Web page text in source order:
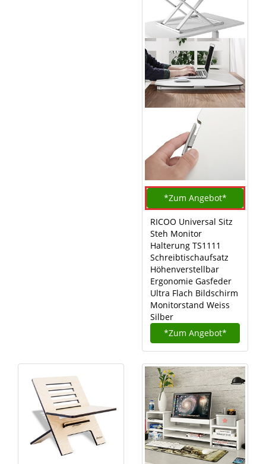
*Zum Angebot*
RICOO Universal Sitz
Steh Monitor
Halterung TS1111
Schreibtischaufsatz
Höhenverstellbar
Ergonomie Gasfeder
Ultra Flach Bildschirm
Monitorstand Weiss
Silber
*Zum Angebot*